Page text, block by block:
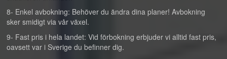
8- Enkel avbokning: Behöver du ändra dina planer! Avbokning
sker smidigt via vår växel.
9- Fast pris i hela landet: Vid förbokning erbjuder vi alltid fast pris,
oavsett var i Sverige du befinner dig.